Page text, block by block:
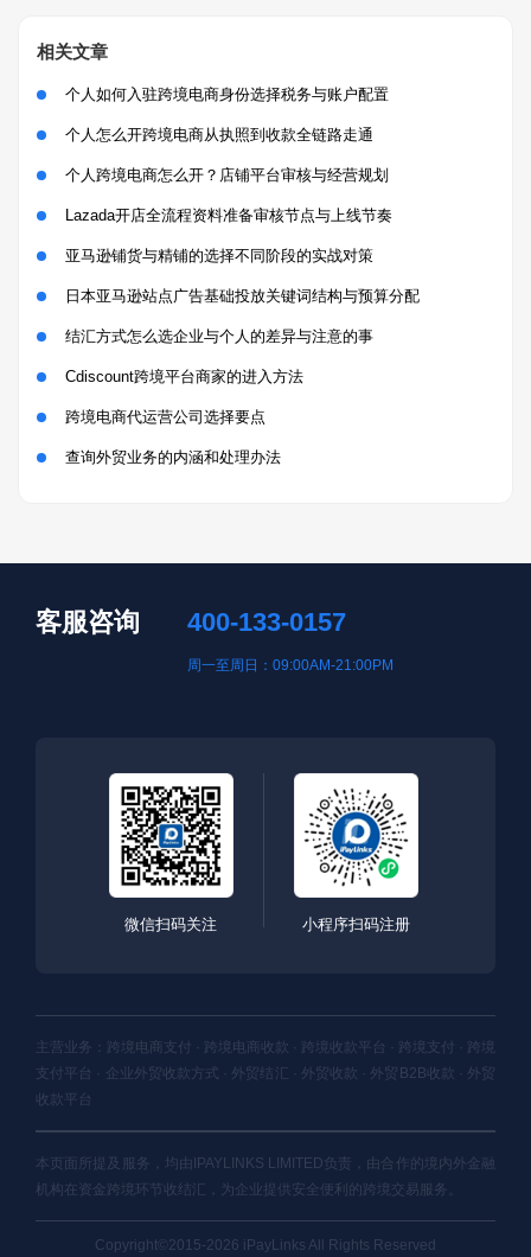
相关文章
个人如何入驻跨境电商身份选择税务与账户配置
个人怎么开跨境电商从执照到收款全链路走通
个人跨境电商怎么开？店铺平台审核与经营规划
Lazada开店全流程资料准备审核节点与上线节奏
亚马逊铺货与精铺的选择不同阶段的实战对策
日本亚马逊站点广告基础投放关键词结构与预算分配
结汇方式怎么选企业与个人的差异与注意的事
Cdiscount跨境平台商家的进入方法
跨境电商代运营公司选择要点
查询外贸业务的内涵和处理办法
客服咨询 400-133-0157
周一至周日：09:00AM-21:00PM
微信扫码关注 小程序扫码注册
主营业务：跨境电商支付 · 跨境电商收款 · 跨境收款平台 · 跨境支付 · 跨境
支付平台 · 企业外贸收款方式 · 外贸结汇 · 外贸收款 · 外贸B2B收款 · 外贸
收款平台
本页面所提及服务，均由IPAYLINKS LIMITED负责，由合作的境内外金融
机构在资金跨境环节收结汇，为企业提供安全便利的跨境交易服务。
Copyright©2015-2026 iPayLinks All Rights Reserved